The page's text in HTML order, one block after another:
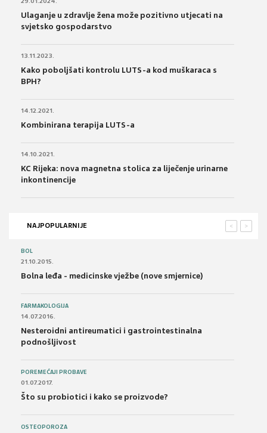
Ulaganje u zdravlje žena može pozitivno utjecati na
svjetsko gospodarstvo
13.11.2023.
Kako poboljšati kontrolu LUTS-a kod muškaraca s
BPH?
14.12.2021.
Kombinirana terapija LUTS-a
14.10.2021.
KC Rijeka: nova magnetna stolica za liječenje urinarne
inkontinencije
NAJPOPULARNIJE >
<
BOL
21.10.2015.
Bolna leđa - medicinske vježbe (nove smjernice)
FARMAKOLOGIJA
14.07.2016.
Nesteroidni antireumatici i gastrointestinalna
podnošljivost
POREMEĆAJI PROBAVE
01.07.2017.
Što su probiotici i kako se proizvode?
OSTEOPOROZA